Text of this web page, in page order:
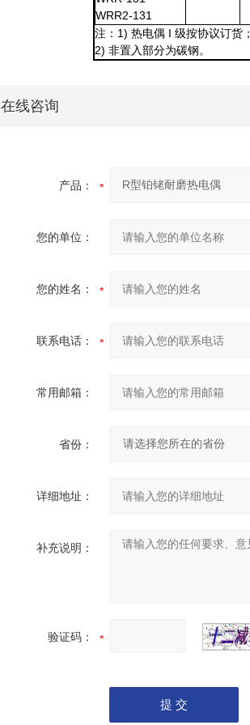
WRR2-131
注：1) 热电偶 I 级按协议订货；
2) 非置入部分为碳钢。
在线咨询
产品：
您的单位：
您的姓名：
联系电话：
常用邮箱：
省份：
详细地址：
补充说明：
验证码：